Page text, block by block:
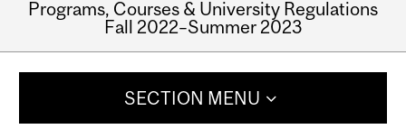
Programs, Courses & University Regulations
Fall 2022–Summer 2023
SECTION MENU